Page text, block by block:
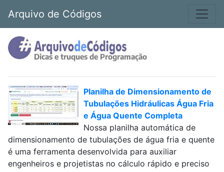
Arquivo de Códigos
Planilha de Dimensionamento de
Tubulações Hidráulicas Água Fria
e Água Quente Completa
Nossa planilha automática de
dimensionamento de tubulações de água fria e quente
é uma ferramenta desenvolvida para auxiliar
engenheiros e projetistas no cálculo rápido e preciso